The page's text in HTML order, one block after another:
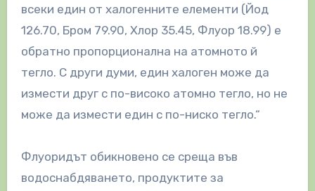
всеки един от халогенните елементи (Йод
126.70, Бром 79.90, Хлор 35.45, Флуор 18.99) е
обратно пропорционална на атомното й
тегло. С други думи, един халоген може да
измести друг с по-високо атомно тегло, но не
може да измести един с по-ниско тегло.“
Флуоридът обикновено се среща във
водоснабдяването, продуктите за